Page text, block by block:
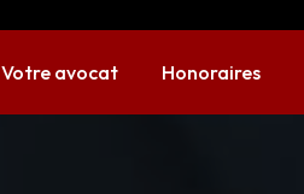
Votre avocat Honoraires